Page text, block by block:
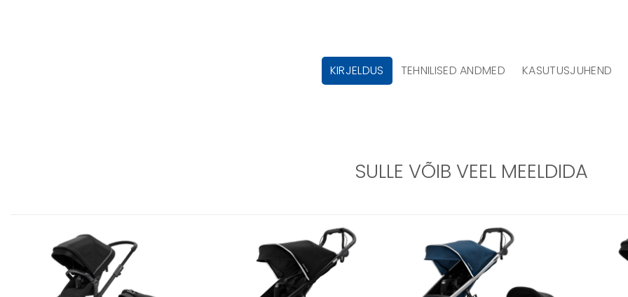
KIRJELDUS TEHNILISED ANDMED KASUTUSJUHEND
SULLE VÕIB VEEL MEELDIDA